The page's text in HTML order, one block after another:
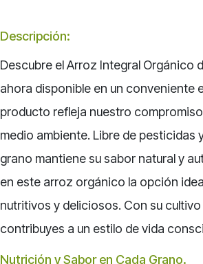
Descripción:
Descubre el Arroz Integral Orgánico
ahora disponible en un conveniente
producto refleja nuestro
medio ambiente. Libre de pesticidas
grano mantiene su sabor natural y
en este arroz orgánico la opción
nutritivos y deliciosos. Con su
contribuyes a un estilo de vida
Nutrición y Sabor en Cada Grano.